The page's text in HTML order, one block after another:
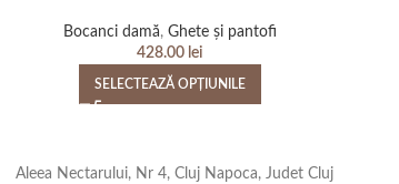
Bocanci damă, Ghete și pantofi
428.00 lei
SELECTEAZĂ OPȚIUNILE
Aleea Nectarului, Nr 4, Cluj Napoca, Judet Cluj